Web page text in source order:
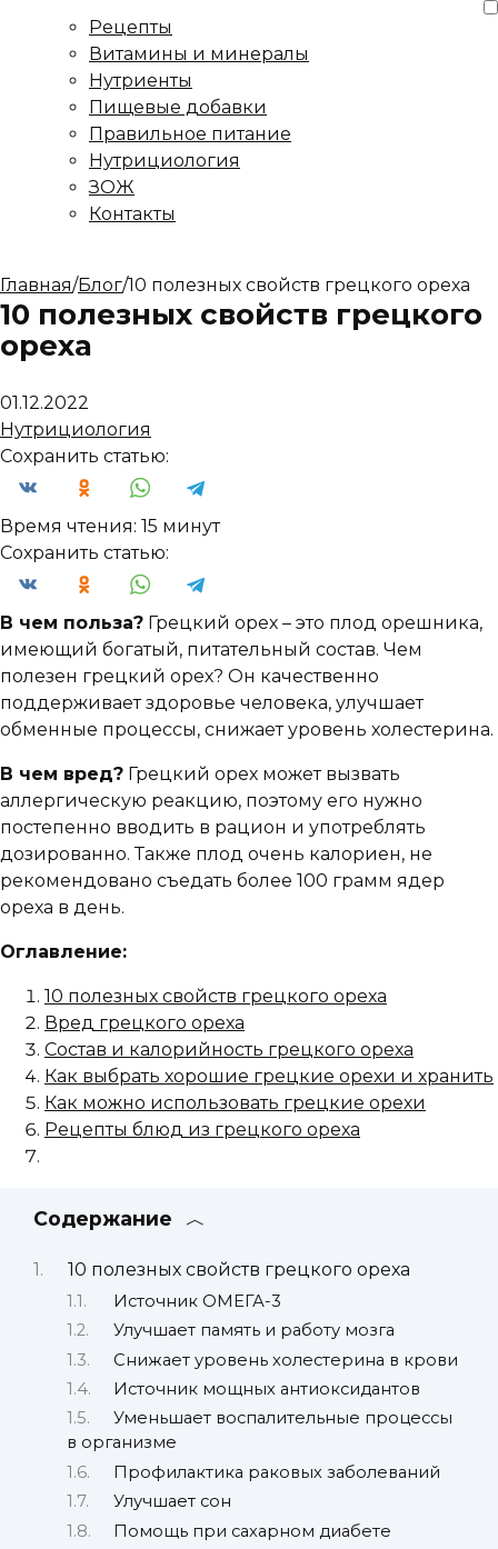
Рецепты
Витамины и минералы
Нутриенты
Пищевые добавки
Правильное питание
Нутрициология
ЗОЖ
Контакты
Главная/Блог/10 полезных свойств грецкого ореха
10 полезных свойств грецкого
ореха
01.12.2022
Нутрициология
Сохранить статью:
Время чтения: 15 минут
Сохранить статью:
В чем польза? Грецкий орех – это плод орешника,
имеющий богатый, питательный состав. Чем
полезен грецкий орех? Он качественно
поддерживает здоровье человека, улучшает
обменные процессы, снижает уровень холестерина.
В чем вред? Грецкий орех может вызвать
аллергическую реакцию, поэтому его нужно
постепенно вводить в рацион и употреблять
дозированно. Также плод очень калориен, не
рекомендовано съедать более 100 грамм ядер
ореха в день.
Оглавление:
10 полезных свойств грецкого ореха
Вред грецкого ореха
Состав и калорийность грецкого ореха
Как выбрать хорошие грецкие орехи и хранить
Как можно использовать грецкие орехи
Рецепты блюд из грецкого ореха
Содержание
10 полезных свойств грецкого ореха
Источник ОМЕГА-3
Улучшает память и работу мозга
Снижает уровень холестерина в крови
Источник мощных антиоксидантов
Уменьшает воспалительные процессы
в организме
Профилактика раковых заболеваний
Улучшает сон
Помощь при сахарном диабете